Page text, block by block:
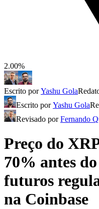
2.00%
Escrito porYashu Gola
Escrito porYashu Gola
Revisado porFernando
Preço do
70% antes
futuros
na Coinbase